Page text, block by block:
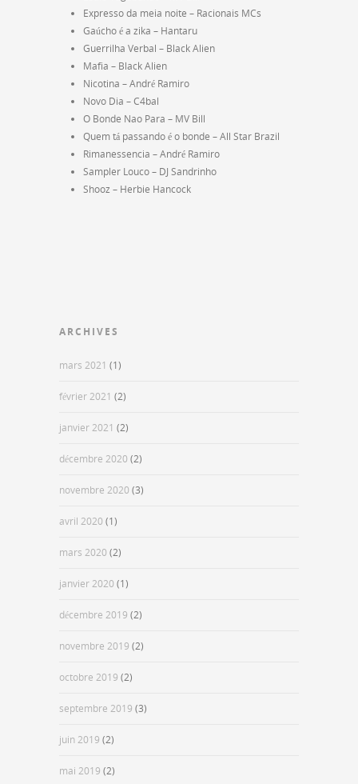
Expresso da meia noite – Racionais MCs
Gaúcho é a zika – Hantaru
Guerrilha Verbal – Black Alien
Mafia – Black Alien
Nicotina – André Ramiro
Novo Dia – C4bal
O Bonde Nao Para – MV Bill
Quem tá passando é o bonde – All Star Brazil
Rimanessencia – André Ramiro
Sampler Louco – DJ Sandrinho
Shooz – Herbie Hancock
ARCHIVES
mars 2021 (1)
février 2021 (2)
janvier 2021 (2)
décembre 2020 (2)
novembre 2020 (3)
avril 2020 (1)
mars 2020 (2)
janvier 2020 (1)
décembre 2019 (2)
novembre 2019 (2)
octobre 2019 (2)
septembre 2019 (3)
juin 2019 (2)
mai 2019 (2)